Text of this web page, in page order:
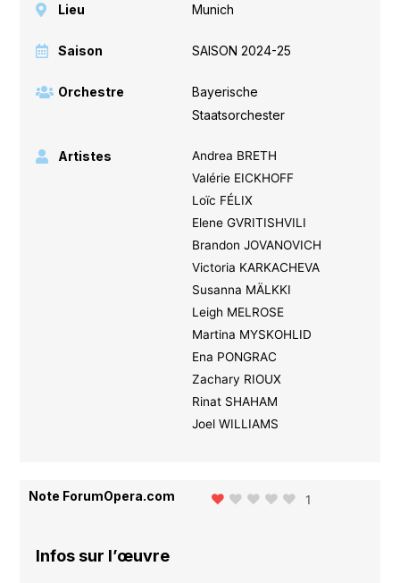
Lieu Munich
Saison SAISON 2024-25
Orchestre
Bayerische
Staatsorchester
Artistes
Andrea BRETH
Valérie EICKHOFF
Loïc FÉLIX
Elene GVRITISHVILI
Brandon JOVANOVICH
Victoria KARKACHEVA
Susanna MÄLKKI
Leigh MELROSE
Martina MYSKOHLID
Ena PONGRAC
Zachary RIOUX
Rinat SHAHAM
Joel WILLIAMS
Note ForumOpera.com 1
Infos sur l’œuvre